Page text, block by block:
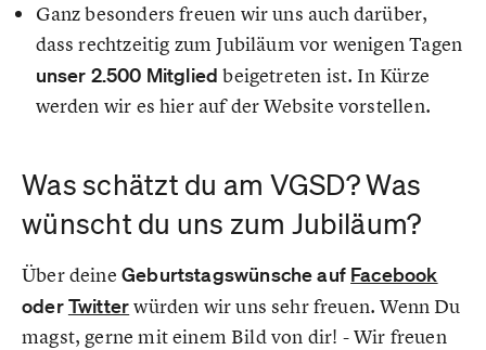
Ganz besonders freuen wir uns auch darüber,
dass rechtzeitig zum Jubiläum vor wenigen Tagen
unser 2.500 Mitglied beigetreten ist. In Kürze
werden wir es hier auf der Website vorstellen.
Was schätzt du am VGSD? Was
wünscht du uns zum Jubiläum?
Über deine Geburtstagswünsche auf Facebook
oderTwitterwürden wir uns sehr freuen. Wenn Du
magst, gerne mit einem Bild von dir! - Wir freuen